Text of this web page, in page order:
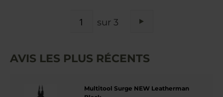
sur 3
AVIS LES PLUS RÉCENTS
Multitool Surge NEW Leatherman